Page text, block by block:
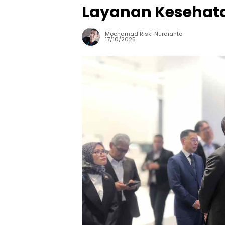
Layanan
Mochamad Riski Nurdianto
17/10/2025